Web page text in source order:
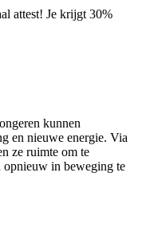
attest! Je krijgt 30%
kunnen
en nieuwe energie. Via
ze ruimte om te
opnieuw in beweging te